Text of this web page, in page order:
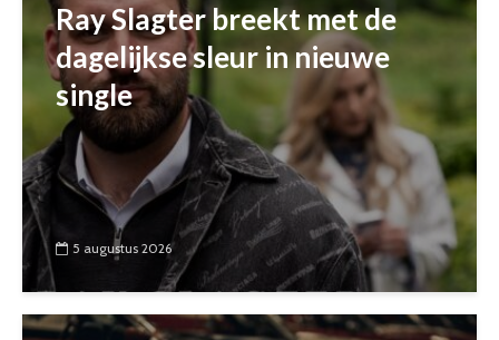
Ray Slagter breekt met de
dagelijkse sleur in nieuwe
single
5 augustus 2026